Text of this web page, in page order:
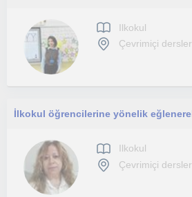
Ilkokul
Çevrimiçi dersler
Ilkokul
Çevrimiçi dersler